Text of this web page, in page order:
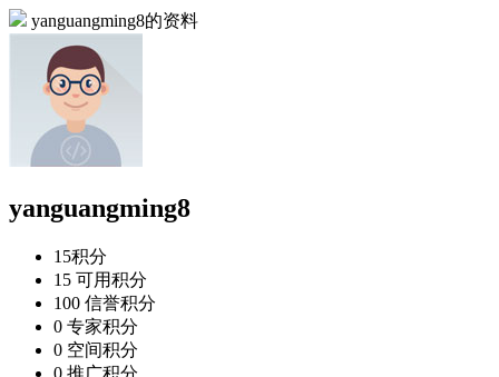
yanguangming8的资料
yanguangming8
15积分
15 可用积分
100 信誉积分
0 专家积分
0 空间积分
0 推广积分